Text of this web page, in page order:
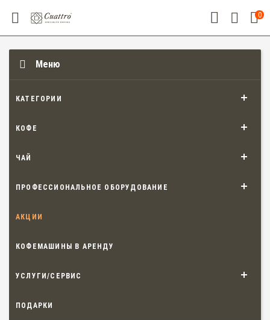
0
Меню
КАТЕГОРИИ
КОФЕ
ЧАЙ
ПРОФЕССИОНАЛЬНОЕ ОБОРУДОВАНИЕ
АКЦИИ
КОФЕМАШИНЫ В АРЕНДУ
УСЛУГИ/СЕРВИС
ПОДАРКИ